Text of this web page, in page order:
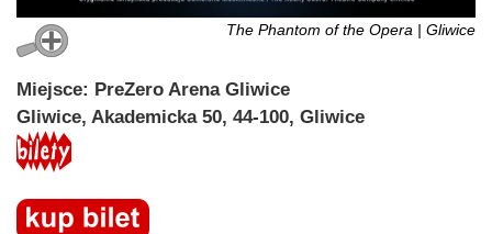
The Phantom of the Opera | Gliwice
Miejsce: PreZero Arena Gliwice
Gliwice, Akademicka 50, 44-100, Gliwice